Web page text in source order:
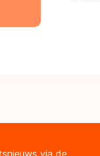
via de